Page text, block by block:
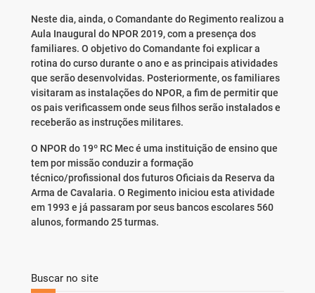
Neste dia, ainda, o Comandante do Regimento realizou a
Aula Inaugural do NPOR 2019, com a presença dos
familiares. O objetivo do Comandante foi explicar a
rotina do curso durante o ano e as principais atividades
que serão desenvolvidas. Posteriormente, os familiares
visitaram as instalações do NPOR, a fim de permitir que
os pais verificassem onde seus filhos serão instalados e
receberão as instruções militares.
O NPOR do 19º RC Mec é uma instituição de ensino que
tem por missão conduzir a formação
técnico/profissional dos futuros Oficiais da Reserva da
Arma de Cavalaria. O Regimento iniciou esta atividade
em 1993 e já passaram por seus bancos escolares 560
alunos, formando 25 turmas.
Buscar no site